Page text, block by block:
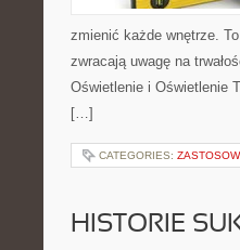
zmienić każde wnętrze.
zwracają uwagę na
Oświetlenie i Oświetlenie
[…]
CATEGORIES:
HISTORIE